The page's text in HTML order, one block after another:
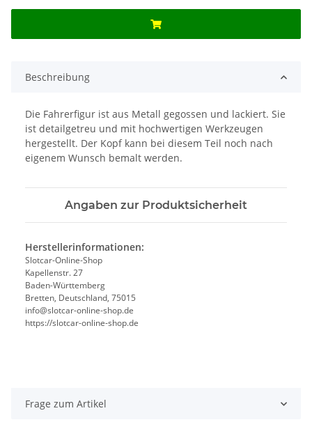
Beschreibung
Die Fahrerfigur ist aus Metall gegossen und lackiert. Sie
ist detailgetreu und mit hochwertigen Werkzeugen
hergestellt. Der Kopf kann bei diesem Teil noch nach
eigenem Wunsch bemalt werden.
Angaben zur Produktsicherheit
Herstellerinformationen:
Slotcar-Online-Shop
Kapellenstr. 27
Baden-Württemberg
Bretten, Deutschland, 75015
info@slotcar-online-shop.de
https://slotcar-online-shop.de
Frage zum Artikel